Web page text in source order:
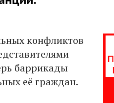
конфликтов
баррикады
её граждан.